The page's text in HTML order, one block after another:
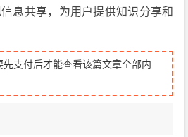
息共享，为用户提供知识分享和
支付后才能查看该篇文章全部内